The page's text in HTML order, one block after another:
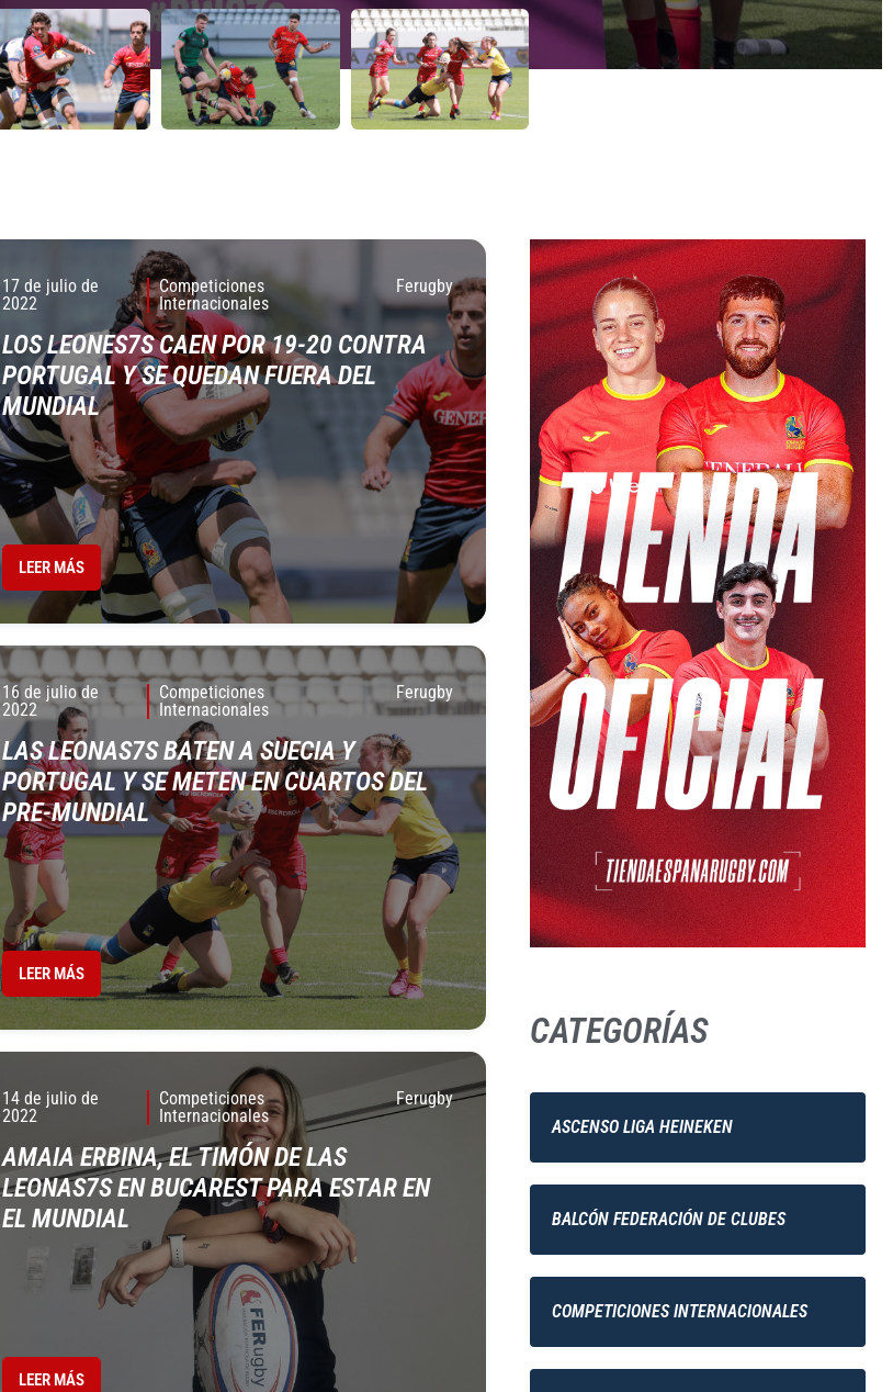
17 de julio de
2022
Competiciones
Internacionales
Ferugby
LOS LEONES7S CAEN POR 19-20 CONTRA
PORTUGAL Y SE QUEDAN FUERA DEL
MUNDIAL
LEER MÁS
16 de julio de
2022
Competiciones
Internacionales
Ferugby
LAS LEONAS7S BATEN A SUECIA Y
PORTUGAL Y SE METEN EN CUARTOS DEL
PRE-MUNDIAL
LEER MÁS
14 de julio de
2022
Competiciones
Internacionales
Ferugby
AMAIA ERBINA, EL TIMÓN DE LAS
LEONAS7S EN BUCAREST PARA ESTAR EN
EL MUNDIAL
LEER MÁS
CATEGORÍAS
ASCENSO LIGA HEINEKEN
BALCÓN FEDERACIÓN DE CLUBES
COMPETICIONES INTERNACIONALES